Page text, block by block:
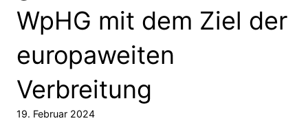
WpHG mit dem Ziel der
europaweiten
Verbreitung
19. Februar 2024